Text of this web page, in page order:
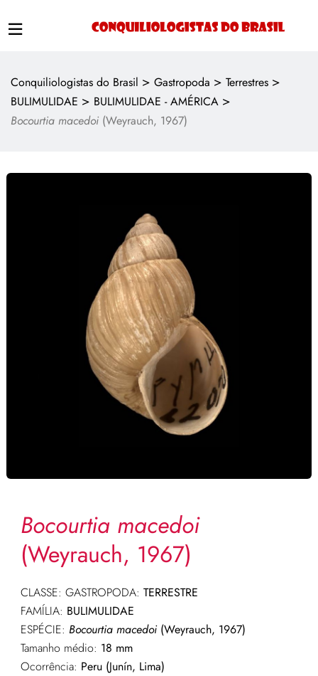
Conquiliologistas do Brasil > Gastropoda > Terrestres >
BULIMULIDAE > BULIMULIDAE - AMÉRICA >
Bocourtia macedoi (Weyrauch, 1967)
Bocourtia macedoi
(Weyrauch, 1967)
CLASSE: GASTROPODA: TERRESTRE
FAMÍLIA: BULIMULIDAE
ESPÉCIE: Bocourtia macedoi(Weyrauch, 1967)
Tamanho médio: 18 mm
Ocorrência: Peru (Junín, Lima)